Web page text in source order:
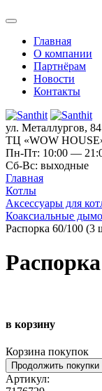
Главная
О компании
Партнёрам
Новости
Контакты
ул. Металлургов, 84
ТЦ «WOW
Пн-Пт: 10:00 —
Сб-Вс: выходные
Главная
Котлы
Аксессуары для
Коаксиальные
Распорка 60/100 (3
в корзину
Корзина покупок
Продолжить покупки
Артикул: